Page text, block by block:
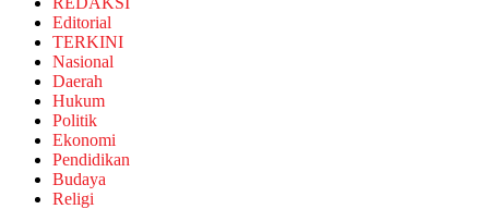
Editorial
TERKINI
Nasional
Daerah
Hukum
Politik
Ekonomi
Pendidikan
Budaya
Religi